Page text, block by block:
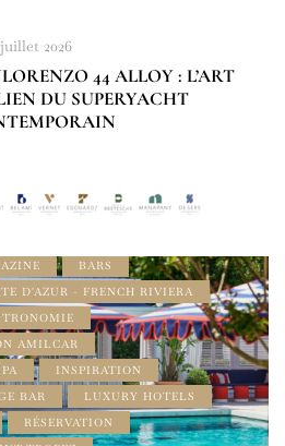
juillet 2026
44 ALLOY : L’ART
DU SUPERYACHT
MAGAZINE
BARS
D'AZUR - FRENCH RIVIERA
AMILCAR
INSPIRATION
BAR
LUXURY HOTELS
RÉSERVATION